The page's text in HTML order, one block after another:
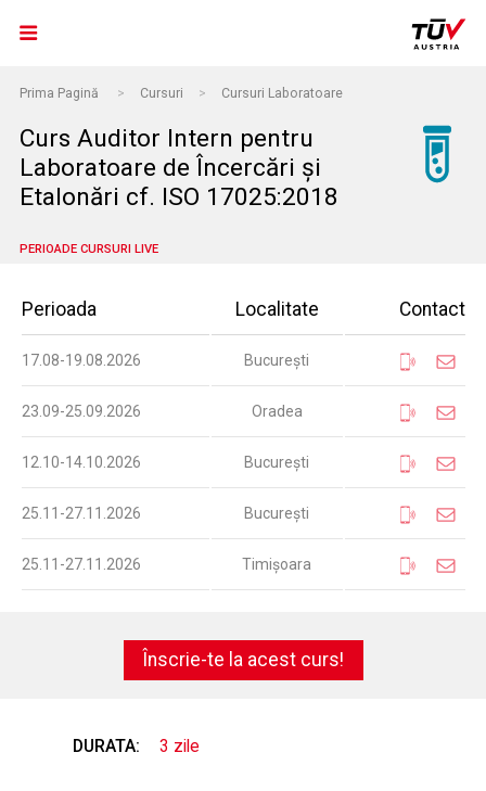
Prima Pagină > Cursuri > Cursuri Laboratoare
Curs Auditor Intern pentru
Laboratoare de Încercări şi
Etalonări cf. ISO 17025:2018
PERIOADE CURSURI LIVE
Perioada Localitate Contact
17.08-19.08.2026 București
23.09-25.09.2026 Oradea
12.10-14.10.2026 București
25.11-27.11.2026 București
25.11-27.11.2026 Timișoara
Înscrie-te la acest curs!
DURATA: 3 zile